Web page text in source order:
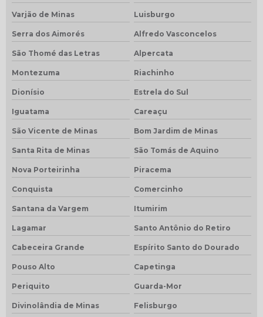
Varjão de Minas Luisburgo
Serra dos Aimorés Alfredo Vasconcelos
São Thomé das Letras Alpercata
Montezuma Riachinho
Dionísio Estrela do Sul
Iguatama Careaçu
São Vicente de Minas Bom Jardim de Minas
Santa Rita de Minas São Tomás de Aquino
Nova Porteirinha Piracema
Conquista Comercinho
Santana da Vargem Itumirim
Lagamar Santo Antônio do Retiro
Cabeceira Grande Espírito Santo do Dourado
Pouso Alto Capetinga
Periquito Guarda-Mor
Divinolândia de Minas Felisburgo